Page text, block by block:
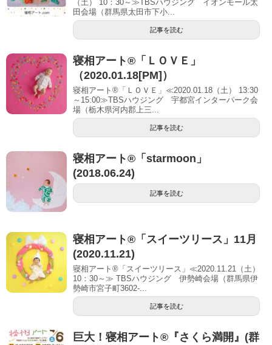
（土） 10：30～≫TBSハウジング イオンモール太
田会場（群馬県太田市下小...
記事を読む
寝相アート®「ＬＯＶＥ」
（2020.01.18[PM]）
寝相アート®「ＬＯＶＥ」≪2020.01.18（土） 13:30
～15:00≫TBSハウジング 宇都宮インターパーク会
場（栃木県河内郡上三...
記事を読む
寝相アート®︎「starmoon」
(2018.06.24)
記事を読む
寝相アート®「スイーツリース」11月
(2020.11.21)
寝相アート®「スイーツリース」≪2020.11.21（土）
10：30～≫ TBSハウジング 伊勢崎会場（群馬県伊
勢崎市宮子町3602-...
記事を読む
巨大！寝相アート®︎『さくら満開』(群